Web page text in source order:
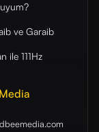
ve Garaib
ile 111Hz
.com